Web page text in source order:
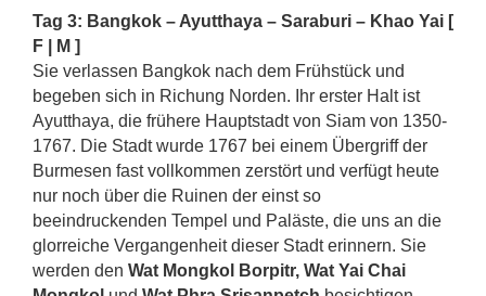
Tag 3: Bangkok – Ayutthaya – Saraburi – Khao Yai [
F | M ]
Sie verlassen Bangkok nach dem Frühstück und
begeben sich in Richung Norden. Ihr erster Halt ist
Ayutthaya, die frühere Hauptstadt von Siam von 1350-
1767. Die Stadt wurde 1767 bei einem Übergriff der
Burmesen fast vollkommen zerstört und verfügt heute
nur noch über die Ruinen der einst so
beeindruckenden Tempel und Paläste, die uns an die
glorreiche Vergangenheit dieser Stadt erinnern. Sie
werden den Wat Mongkol Borpitr, Wat Yai Chai